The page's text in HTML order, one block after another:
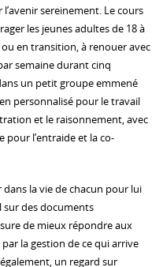
sereinement. Le cours
les jeunes adultes de 18 à
en transition, à renouer avec
semaine durant cinq
un petit groupe emmené
personnalisé pour le travail
et le raisonnement, avec
pour l’entraide et la co-
dans la vie de chacun pour lui
sur des documents
de mieux répondre aux
la gestion de ce qui arrive
un regard sur